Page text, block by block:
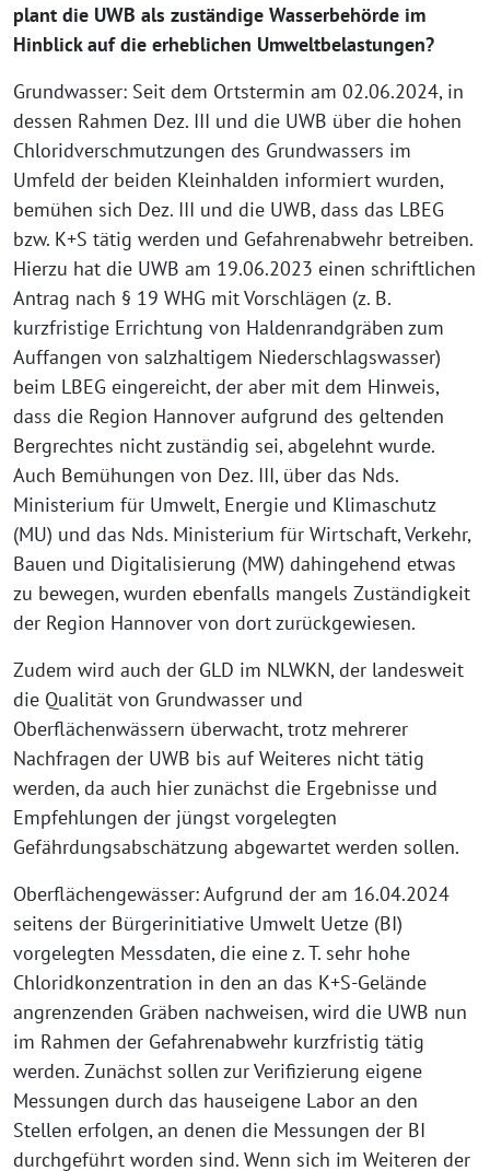
plant die UWB als zuständige Wasserbehörde im
Hinblick auf die erheblichen Umweltbelastungen?
Grundwasser: Seit dem Ortstermin am 02.06.2024, in
dessen Rahmen Dez. III und die UWB über die hohen
Chloridverschmutzungen des Grundwassers im
Umfeld der beiden Kleinhalden informiert wurden,
bemühen sich Dez. III und die UWB, dass das LBEG
bzw. K+S tätig werden und Gefahrenabwehr betreiben.
Hierzu hat die UWB am 19.06.2023 einen schriftlichen
Antrag nach § 19 WHG mit Vorschlägen (z. B.
kurzfristige Errichtung von Haldenrandgräben zum
Auffangen von salzhaltigem Niederschlagswasser)
beim LBEG eingereicht, der aber mit dem Hinweis,
dass die Region Hannover aufgrund des geltenden
Bergrechtes nicht zuständig sei, abgelehnt wurde.
Auch Bemühungen von Dez. III, über das Nds.
Ministerium für Umwelt, Energie und Klimaschutz
(MU) und das Nds. Ministerium für Wirtschaft, Verkehr,
Bauen und Digitalisierung (MW) dahingehend etwas
zu bewegen, wurden ebenfalls mangels Zuständigkeit
der Region Hannover von dort zurückgewiesen.
Zudem wird auch der GLD im NLWKN, der landesweit
die Qualität von Grundwasser und
Oberflächenwässern überwacht, trotz mehrerer
Nachfragen der UWB bis auf Weiteres nicht tätig
werden, da auch hier zunächst die Ergebnisse und
Empfehlungen der jüngst vorgelegten
Gefährdungsabschätzung abgewartet werden sollen.
Oberflächengewässer: Aufgrund der am 16.04.2024
seitens der Bürgerinitiative Umwelt Uetze (BI)
vorgelegten Messdaten, die eine z. T. sehr hohe
Chloridkonzentration in den an das K+S-Gelände
angrenzenden Gräben nachweisen, wird die UWB nun
im Rahmen der Gefahrenabwehr kurzfristig tätig
werden. Zunächst sollen zur Verifizierung eigene
Messungen durch das hauseigene Labor an den
Stellen erfolgen, an denen die Messungen der BI
durchgeführt worden sind. Wenn sich im Weiteren der